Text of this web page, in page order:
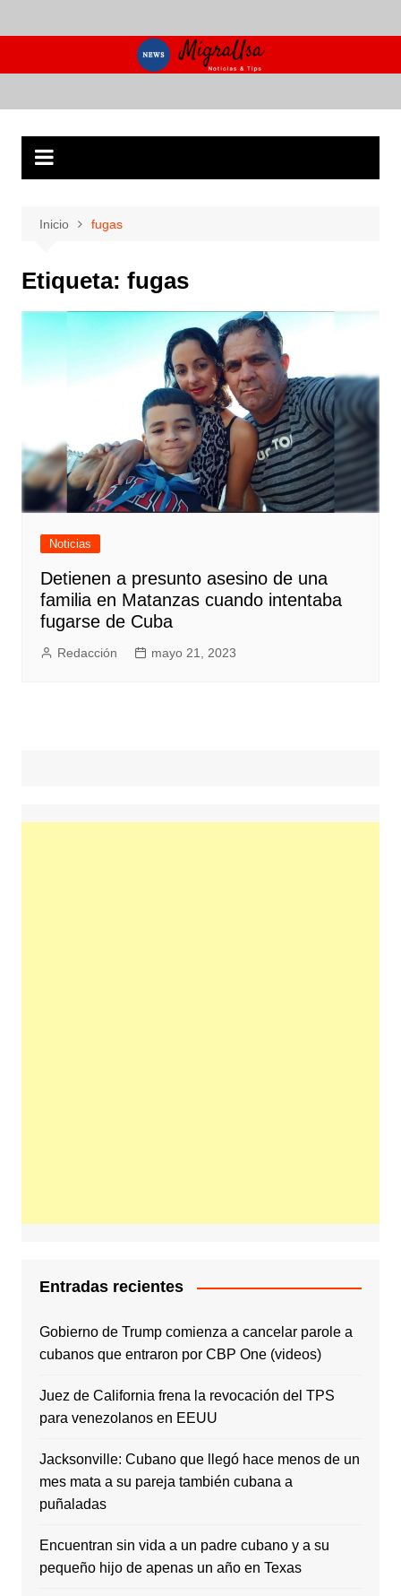
al
Inicio fugas
Etiqueta: fugas
Noticias
Detienen a presunto asesino de una
familia en Matanzas cuando intentaba
fugarse de Cuba
Redacción mayo 21, 2023
Entradas recientes
Gobierno de Trump comienza a cancelar parole a
cubanos que entraron por CBP One (videos)
Juez de California frena la revocación del TPS
para venezolanos en EEUU
Jacksonville: Cubano que llegó hace menos de un
mes mata a su pareja también cubana a
puñaladas
Encuentran sin vida a un padre cubano y a su
pequeño hijo de apenas un año en Texas